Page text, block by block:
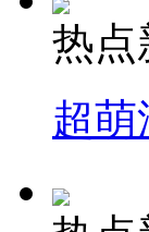
热点
超萌